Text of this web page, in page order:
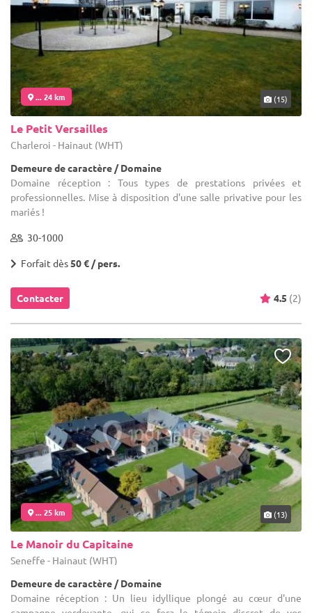
... 24 km (15)
Le Petit Versailles
Charleroi - Hainaut (WHT)
Demeure de caractère / Domaine
Domaine réception : Tous types de prestations privées et
professionnelles. Mise à disposition d'une salle privative pour les
mariés !
30-1000
Forfait dès50 € / pers.
Contacter 4.5 (2)
... 25 km (13)
Le Manoir du Capitaine
Seneffe - Hainaut (WHT)
Demeure de caractère / Domaine
Domaine réception : Un lieu idyllique plongé au cœur d'une